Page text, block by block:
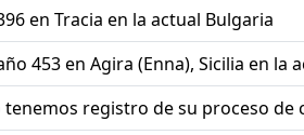
396 en Tracia en la actual Bulgaria
año 453 en Agira (Enna), Sicilia en la
tenemos registro de su proceso de